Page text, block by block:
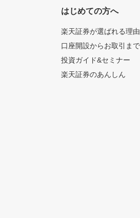
はじめての方へ
楽天証券が選ばれる理由
口座開設からお取引ま
投資ガイド&セミナー
楽天証券のあんしん